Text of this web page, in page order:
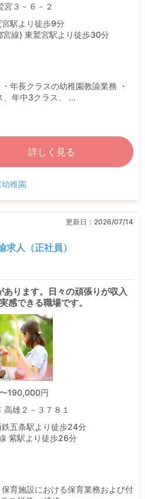
宮３－６－２
駅より徒歩9分
宮線) 東鷲宮駅より徒歩30分
年長クラスの幼稚園教諭業務 ・
、年中3クラス、 ...
詳しく見る
稚園
更新日： 2026/07/14
人（正社員）
ります。日々の頑張りが収入
感できる職場です。
190,000円
雄２－３７８１
五条駅より徒歩24分
紫駅より徒歩26分
育施設における保育業務および付